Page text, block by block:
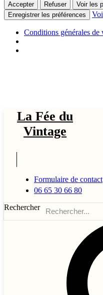
Accepter Refuser
Voir les
Enregistrer les préférences
Conditions générales de
La Fée du
Vintage
Formulaire de contact
06 65 30 66 80
Rechercher